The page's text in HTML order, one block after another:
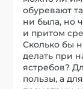
обуревают
ни была, но
и притом
Сколько бы
делать при
ястребов?
пользы, а